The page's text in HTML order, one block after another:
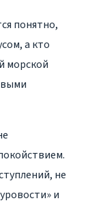
понятно,
а кто
морской
не
и